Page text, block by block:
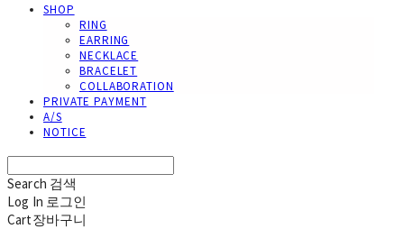
SHOP
RING
EARRING
NECKLACE
BRACELET
COLLABORATION
PRIVATE PAYMENT
A/S
NOTICE
Search 검색
Log In 로그인
Cart장바구니